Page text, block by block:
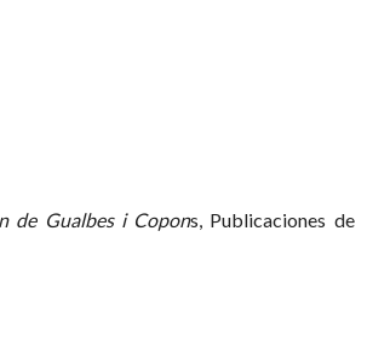
de Gualbes i Copons, Publicaciones de